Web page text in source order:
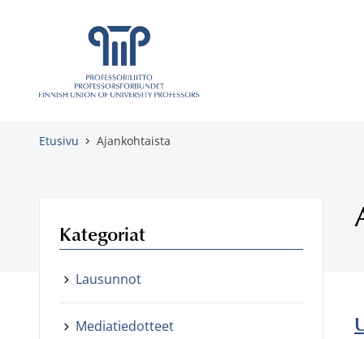
Skippaa sisältö
Etusivu Ajankohtaista
Kategoriat
Lausunnot
Mediatiedotteet